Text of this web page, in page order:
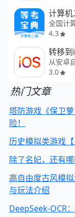
全国计
4.3
转移到
3.0
热门文章
塔防游戏《保卫
险！
历史模拟类游戏
除了名妃，还有
高自由度古风模
与玩法介绍
DeepSeek-OCR